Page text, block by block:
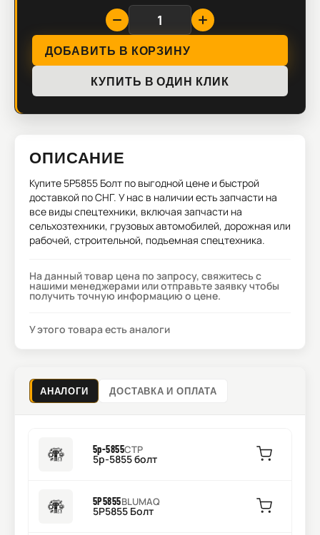
ДОБАВИТЬ В КОРЗИНУ
КУПИТЬ В ОДИН КЛИК
ОПИСАНИЕ
Купите 5P5855 Болт по выгодной цене и быстрой
доставкой по СНГ. У нас в наличии есть запчасти на
все виды спецтехники, включая запчасти на
сельхозтехники, грузовых автомобилей, дорожная или
рабочей, строительной, подъемная спецтехника.
На данный товар цена по запросу, свяжитесь с
нашими менеджерами или отправьте заявку чтобы
получить точную информацию о цене.
У этого товара есть аналоги
АНАЛОГИ ДОСТАВКА И ОПЛАТА
5p-5855CTP
5p-5855 болт
5P5855BLUMAQ
5P5855 Болт